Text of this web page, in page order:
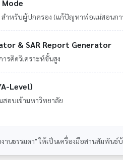
ำหรับผู้ปกครอง (แก้ปัญหาพ่อแม่สอนกา
& SAR Report Generator
รคิดวิเคราะห์ขั้นสูง
Level)
อบเข้ามหาวิทยาลัย
านธรรมดา" ให้เป็นเครื่องมือสานสัมพัน